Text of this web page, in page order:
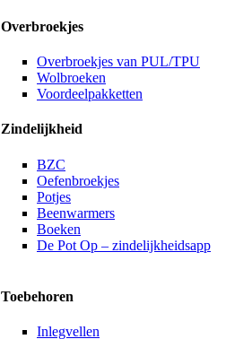
Overbroekjes
Overbroekjes van PUL/TPU
Wolbroeken
Voordeelpakketten
Zindelijkheid
BZC
Oefenbroekjes
Potjes
Beenwarmers
Boeken
De Pot Op – zindelijkheidsapp
Toebehoren
Inlegvellen